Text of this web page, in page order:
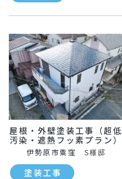
屋根・外壁塗装工事（超低
汚染・遮熱フッ素プラン）
伊勢原市粟窪 S様邸
塗装工事